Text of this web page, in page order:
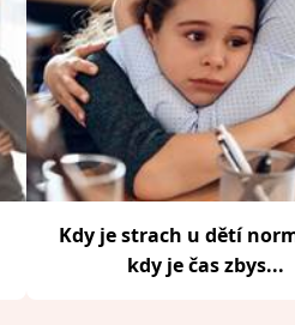
Kdy je strach u dětí
kdy je čas zbys...